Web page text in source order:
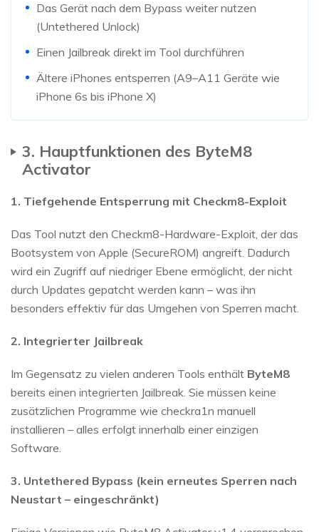
Das Gerät nach dem Bypass weiter nutzen
(Untethered Unlock)
Einen Jailbreak direkt im Tool durchführen
Ältere iPhones entsperren (A9–A11 Geräte wie
iPhone 6s bis iPhone X)
3. Hauptfunktionen des ByteM8
Activator
1. Tiefgehende Entsperrung mit Checkm8-Exploit
Das Tool nutzt den Checkm8-Hardware-Exploit, der das
Bootsystem von Apple (SecureROM) angreift. Dadurch
wird ein Zugriff auf niedriger Ebene ermöglicht, der nicht
durch Updates gepatcht werden kann – was ihn
besonders effektiv für das Umgehen von Sperren macht.
2. Integrierter Jailbreak
Im Gegensatz zu vielen anderen Tools enthält ByteM8
bereits einen integrierten Jailbreak. Sie müssen keine
zusätzlichen Programme wie checkra1n manuell
installieren – alles erfolgt innerhalb einer einzigen
Software.
3. Untethered Bypass (kein erneutes Sperren nach
Neustart – eingeschränkt)